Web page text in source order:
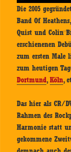
Die 2005
Band Of
Quist und Colin
erschienenen
zum ersten
zum heutigen
Dortmund,Köln,
Das hier als CR/
Rahmen des
Harmonie statt
gekommene